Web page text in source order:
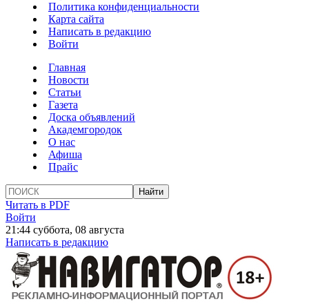
Политика конфиденциальности
Карта сайта
Написать в редакцию
Войти
Главная
Новости
Статьи
Газета
Доска объявлений
Академгородок
О нас
Афиша
Прайс
Читать в PDF
Войти
21:44 суббота, 08 августа
Написать в редакцию